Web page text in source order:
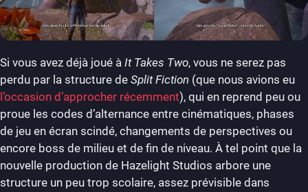
Si vous avez déjà joué à It Takes Two, vous ne serez pas
perdu par la structure de Split Fiction (que nous avions eu
l’occasion d’approcher récemment), qui en reprend peu ou
proue les codes d’alternance entre cinématiques, phases
de jeu en écran scindé, changements de perspectives ou
encore boss de milieu et de fin de niveau. À tel point que la
nouvelle production de Hazelight Studios arbore une
structure un peu trop scolaire, assez prévisible dans